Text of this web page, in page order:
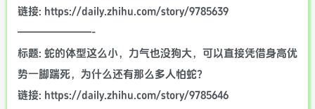
链接: https://daily.zhihu.com/story/9785639
———————-
标题: 蛇的体型这么小，力气也没狗大，可以直接凭借身高优
势一脚踹死，为什么还有那么多人怕蛇？
链接: https://daily.zhihu.com/story/9785646